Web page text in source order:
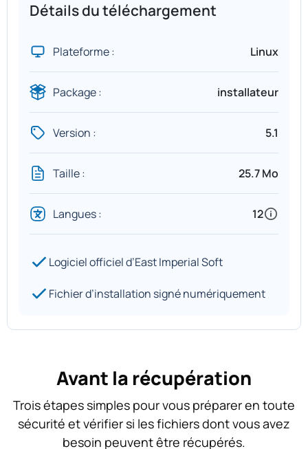
Détails du téléchargement
Plateforme : Linux
Package : installateur
Version : 5.1
Taille : 25.7 Mo
Langues : 12
Logiciel officiel d’East Imperial Soft
Fichier d’installation signé numériquement
Avant la récupération
Trois étapes simples pour vous préparer en toute
sécurité et vérifier si les fichiers dont vous avez
besoin peuvent être récupérés.